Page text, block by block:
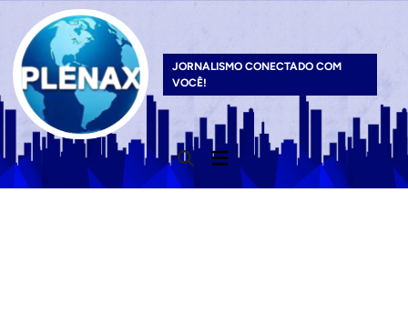
content
JORNALISMO CONECTADO COM
VOCÊ!
Open
Search
Main
Menu